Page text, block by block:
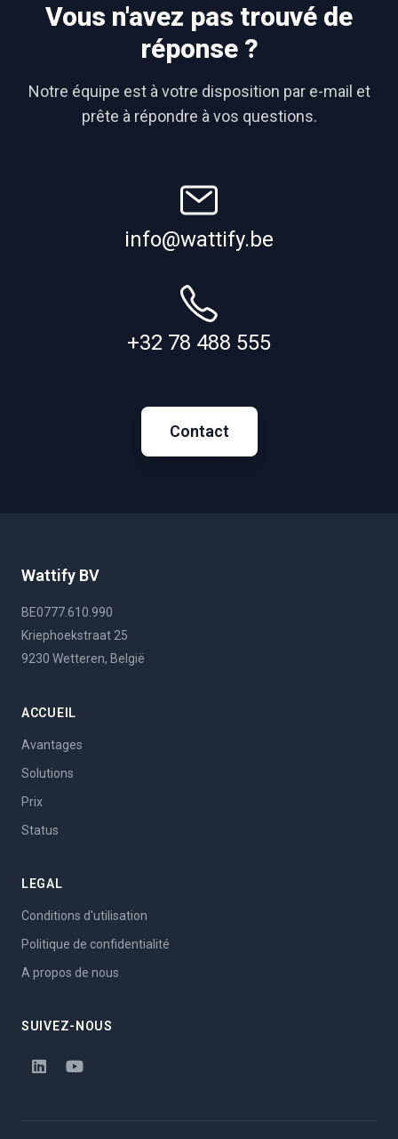
Vous n'avez pas trouvé de
réponse ?
Notre équipe est à votre disposition par e-mail et
prête à répondre à vos questions.
info@wattify.be
+32 78 488 555
Contact
Wattify BV
BE0777.610.990
Kriephoekstraat 25
9230 Wetteren, België
ACCUEIL
Avantages
Solutions
Prix
Status
LEGAL
Conditions d'utilisation
Politique de confidentialité
A propos de nous
SUIVEZ-NOUS